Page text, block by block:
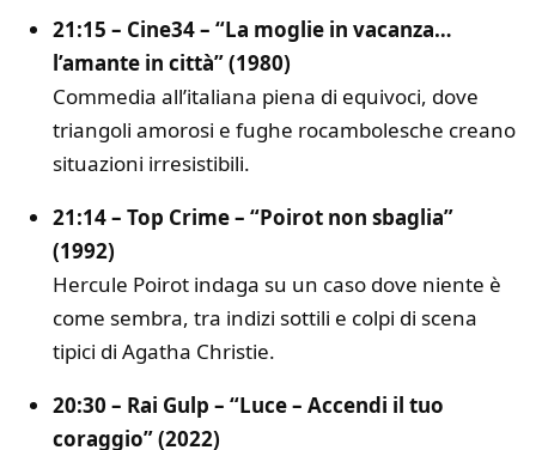
21:15 – Cine34 – “La moglie in vacanza…
l’amante in città” (1980)
Commedia all’italiana piena di equivoci, dove
triangoli amorosi e fughe rocambolesche creano
situazioni irresistibili.
21:14 – Top Crime – “Poirot non sbaglia”
(1992)
Hercule Poirot indaga su un caso dove niente è
come sembra, tra indizi sottili e colpi di scena
tipici di Agatha Christie.
20:30 – Rai Gulp – “Luce – Accendi il tuo
coraggio” (2022)